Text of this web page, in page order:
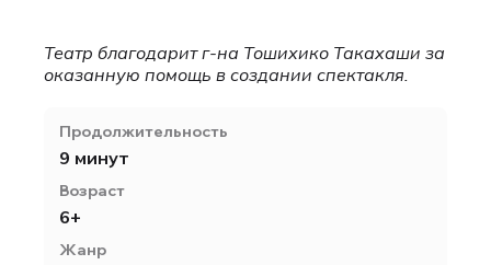
Театр благодарит г-на Тошихико Такахаши за
оказанную помощь в создании спектакля.
Продолжительность
9 минут
Возраст
6+
Жанр